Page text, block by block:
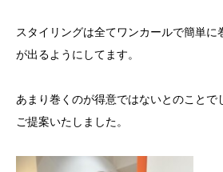
スタイリングは全てワンカールで簡単に
が出るようにしてます。
あまり巻くのが得意ではないとのことで
ご提案いたしました。